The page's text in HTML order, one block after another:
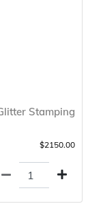
Stamping
$2150.00